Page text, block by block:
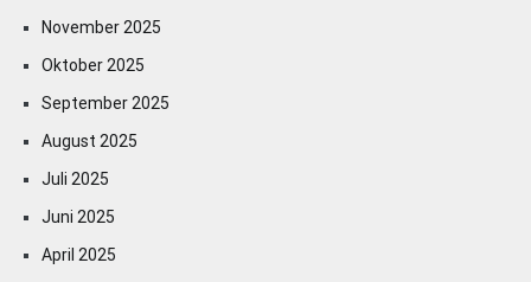
November 2025
Oktober 2025
September 2025
August 2025
Juli 2025
Juni 2025
April 2025